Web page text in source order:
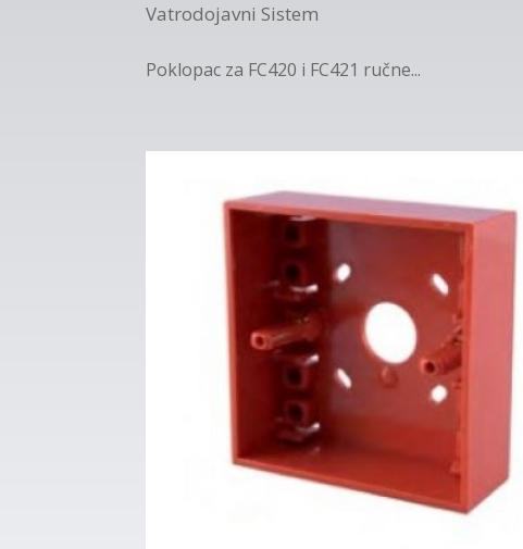
Vatrodojavni Sistem
Poklopac za FC420 i FC421 ručne...